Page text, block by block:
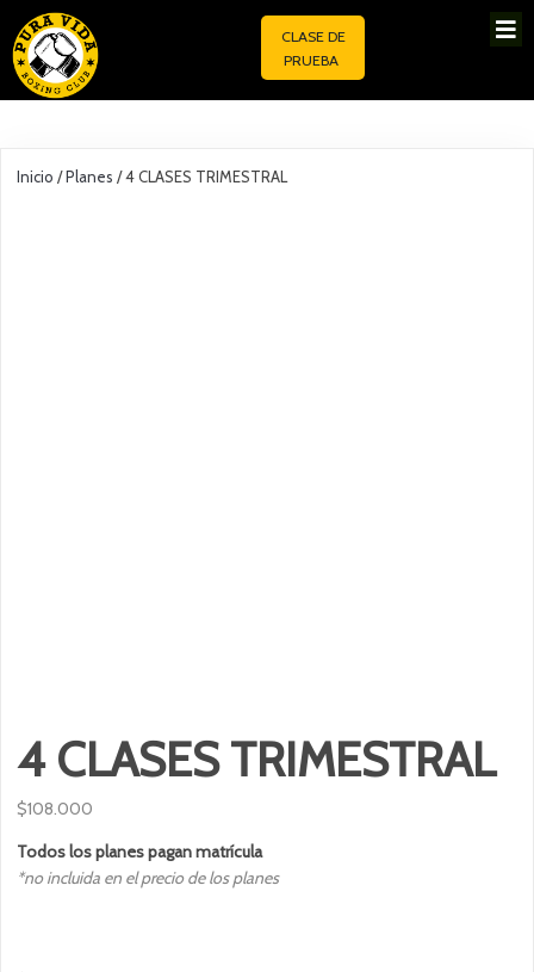
CLASE DE
PRUEBA
Inicio /Planes / 4 CLASES TRIMESTRAL
4 CLASES TRIMESTRAL
$108.000
Todos los planes pagan matrícula
*no incluida en el precio de los planes